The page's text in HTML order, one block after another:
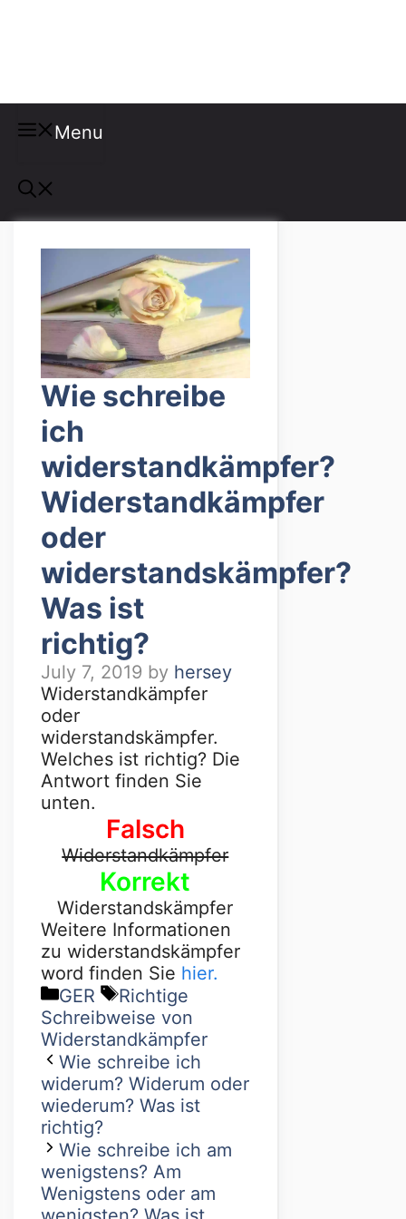
Menu
Wie schreibe
ich
widerstandkämpfer?
Widerstandkämpfer
oder
widerstandskämpfer?
Was ist
richtig?
July 7, 2019 by hersey
Widerstandkämpfer
oder
widerstandskämpfer.
Welches ist richtig? Die
Antwort finden Sie
unten.
Falsch
Widerstandkämpfer
Korrekt
Widerstandskämpfer
Weitere Informationen
zu widerstandskämpfer
word finden Sie hier.
GER
Richtige
Schreibweise von
Widerstandkämpfer
Wie schreibe ich
widerum? Widerum oder
wiederum? Was ist
richtig?
Wie schreibe ich am
wenigstens? Am
Wenigstens oder am